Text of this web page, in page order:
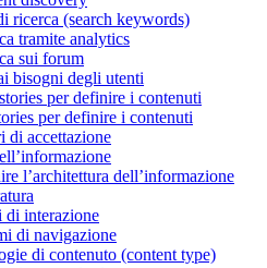
ricerca (search keywords)
tramite analytics
sui forum
bisogni degli utenti
per definire i contenuti
per definire i contenuti
di accettazione
l’architettura dell’informazione
di interazione
di navigazione
di contenuto (content type)